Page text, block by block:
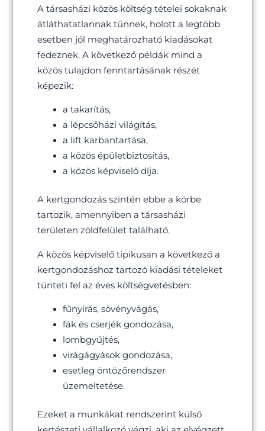
A társasházi közös költség tételei sokaknak
átláthatatlannak tűnnek, holott a legtöbb
esetben jól meghatározható kiadásokat
fedeznek. A következő példák mind a
közös tulajdon fenntartásának részét
képezik:
a takarítás,
a lépcsőházi világítás,
a lift karbantartása,
a közös épületbiztosítás,
a közös képviselő díja.
A kertgondozás szintén ebbe a körbe
tartozik, amennyiben a társasházi
területen zöldfelület található.
A közös képviselő tipikusan a következő a
kertgondozáshoz tartozó kiadási tételeket
tünteti fel az éves költségvetésben:
fűnyírás, sövényvágás,
fák és cserjék gondozása,
lombgyűjtés,
virágágyások gondozása,
esetleg öntözőrendszer
üzemeltetése.
Ezeket a munkákat rendszerint külső